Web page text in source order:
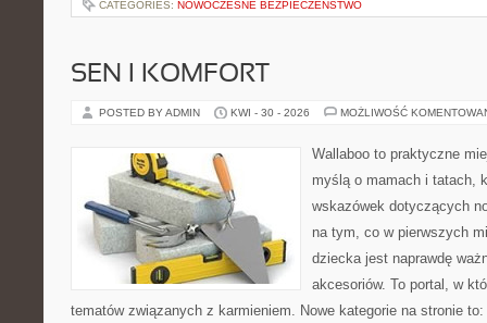
CATEGORIES: NOWOCZESNE BEZPIECZEŃSTWO
SEN I KOMFORT
POSTED BY ADMIN KWI - 30 - 2026 MOŻLIWOŚĆ
Wallaboo to praktyczne
myślą o mamach i tatach,
wskazówek dotyczących
na tym, co w pierwszych
dziecka jest naprawdę
akcesoriów. To portal, w
tematów związanych z karmieniem. Nowe kategorie na stronie